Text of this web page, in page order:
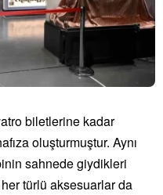
biletlerine kadar
oluşturmuştur. Aynı
sahnede giydikleri
türlü aksesuarlar da